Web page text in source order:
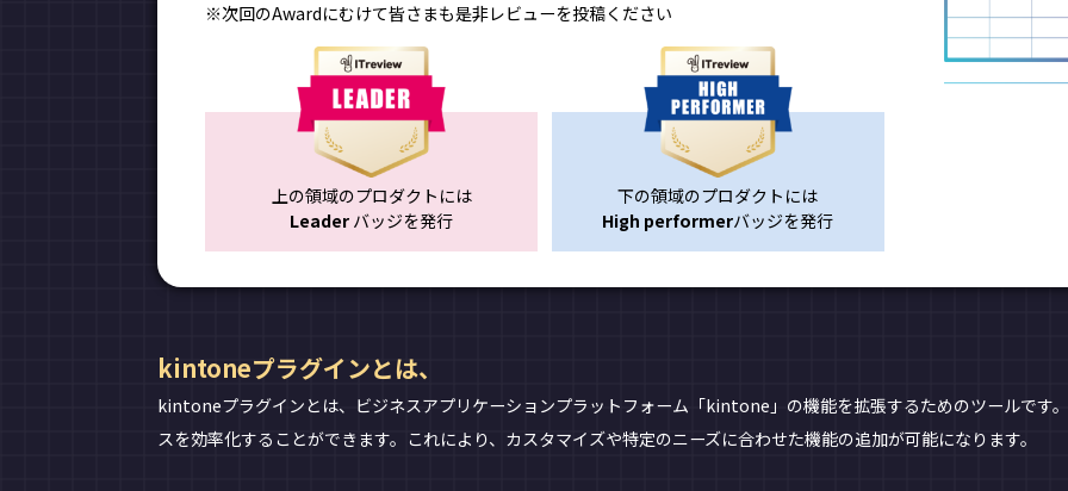
※次回のAwardにむけて皆さまも是非レビューを投稿ください
上の領域のプロダクトには
Leader バッジを発行
下の領域のプロダクトには
High performerバッジを発行
kintoneプラグインとは、
kintoneプラグインとは、ビジネスアプリケーションプラットフォーム「kintone」の機能を拡張するためのツールです
スを効率化することができます。これにより、カスタマイズや特定のニーズに合わせた機能の追加が可能になります。